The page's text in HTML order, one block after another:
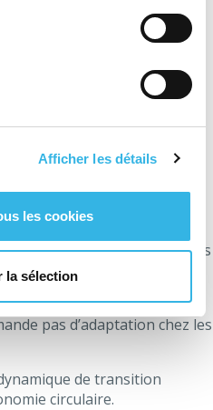
Afficher les détails
les cookies
la sélection
verte renouvelable qui
les objectifs du PWEC
complémentaire pour nos
infrastructures de réseaux
pas d’adaptation chez les
de transition
circulaire.